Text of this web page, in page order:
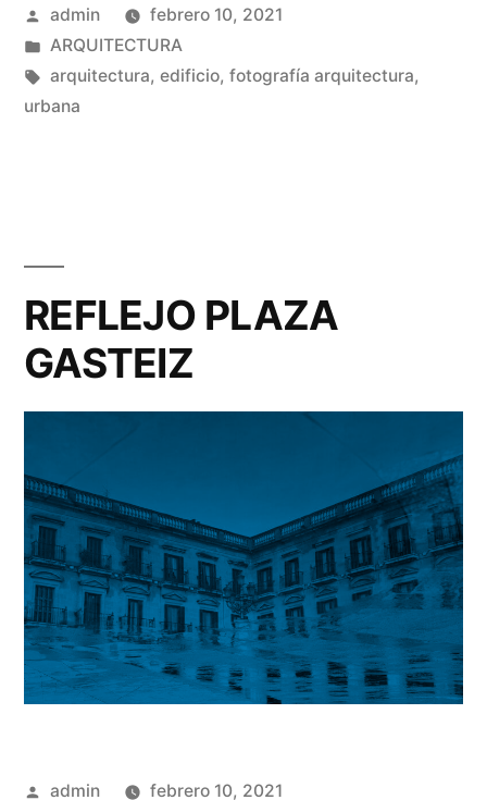
Publicado
por
admin
febrero 10, 2021
Publicado
en
ARQUITECTURA
Etiquetas:
arquitectura, edificio, fotografía arquitectura,
urbana
REFLEJO PLAZA
GASTEIZ
Publicado
admin
febrero 10, 2021